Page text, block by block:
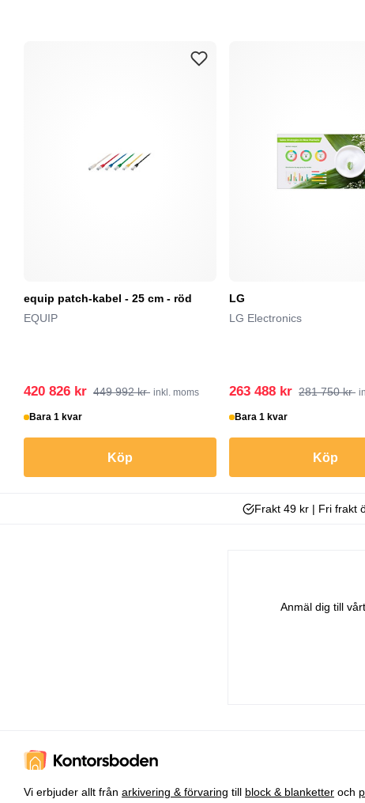
equip patch-kabel - 25 cm - röd
EQUIP
420 826 kr 449 992 kr inkl. moms
Bara 1 kvar
Köp
LG
LG Electronics
263 488 kr 281 750 kr
Bara 1 kvar
Köp
Frakt 49 kr | Fri frakt
Anmäl dig till
Vi erbjuder allt från arkivering & förvaring till block & blanketter och